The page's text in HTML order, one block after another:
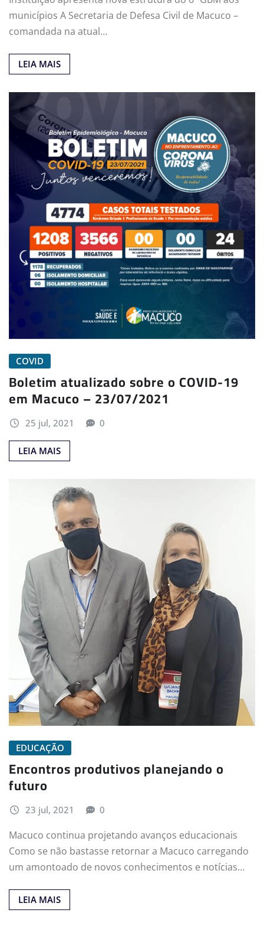
municípios A Secretaria de Defesa Civil de Macuco –
comandada na atual…
LEIA MAIS
COVID
Boletim atualizado sobre o COVID-19
em Macuco – 23/07/2021
25 jul, 2021 0
LEIA MAIS
EDUCAÇÃO
Encontros produtivos planejando o
futuro
23 jul, 2021 0
Macuco continua projetando avanços educacionais
Como se não bastasse retornar a Macuco carregando
um amontoado de novos conhecimentos e notícias…
LEIA MAIS